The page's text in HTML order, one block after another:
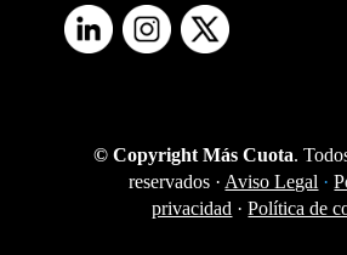
© Copyright Más Cuota.
reservados · Aviso Legal ·
privacidad ·Política de